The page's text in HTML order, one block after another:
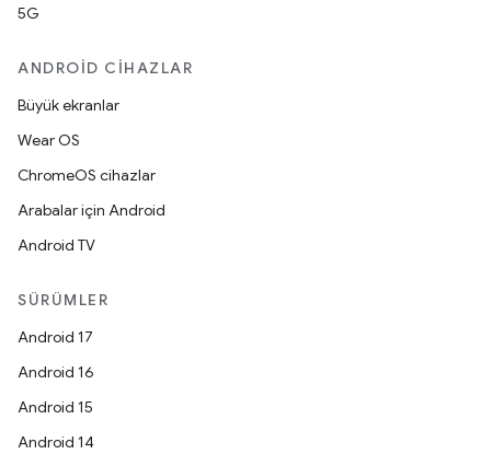
5G
ANDROID CIHAZLAR
Büyük ekranlar
Wear OS
ChromeOS cihazlar
Arabalar için Android
Android TV
SÜRÜMLER
Android 17
Android 16
Android 15
Android 14